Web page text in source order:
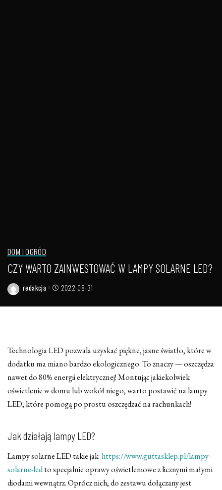
DOM I OGRÓD
CZY WARTO ZAINWESTOWAĆ W LAMPY SOLARNE LED?
Posted
redakcja 2022-08-31
Technologia LED pozwala uzyskać piękne, jasne światło, które w
dodatku ma miano bardzo ekologicznego. To znaczy — oszczędza
nawet do 80% energii elektrycznej! Montując jakiekolwiek
oświetlenie w domu lub wokół niego, warto postawić na lampy
LED, które pomogą po prostu oszczędzać na rachunkach!
Jak działają lampy LED?
Lampy solarne LED takie jak https://www.guttasklep.pl/lampy-
solarne-ledto specjalnie oprawy oświetleniowe z licznymi małymi
diodami wewnątrz. Oprócz nich, do zestawu dołączany jest